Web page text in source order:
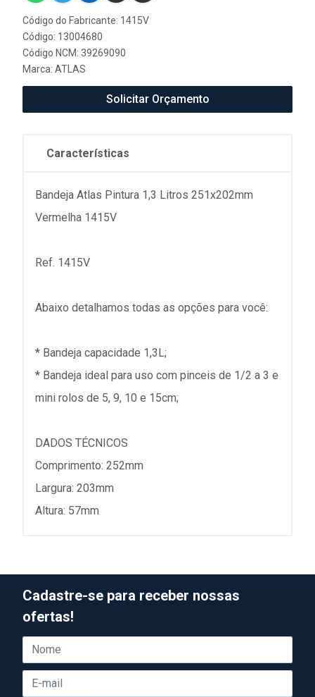
Código do Fabricante: 1415V
Código: 13004680
Código NCM: 39269090
Marca: ATLAS
Solicitar Orçamento
Características
Bandeja Atlas Pintura 1,3 Litros 251x202mm
Vermelha 1415V
Ref. 1415V
Abaixo detalhamos todas as opções para você:
* Bandeja capacidade 1,3L;
* Bandeja ideal para uso com pinceis de 1/2 a 3 e
mini rolos de 5, 9, 10 e 15cm;
DADOS TÉCNICOS
Comprimento: 252mm
Largura: 203mm
Altura: 57mm
Cadastre-se para receber nossas
ofertas!